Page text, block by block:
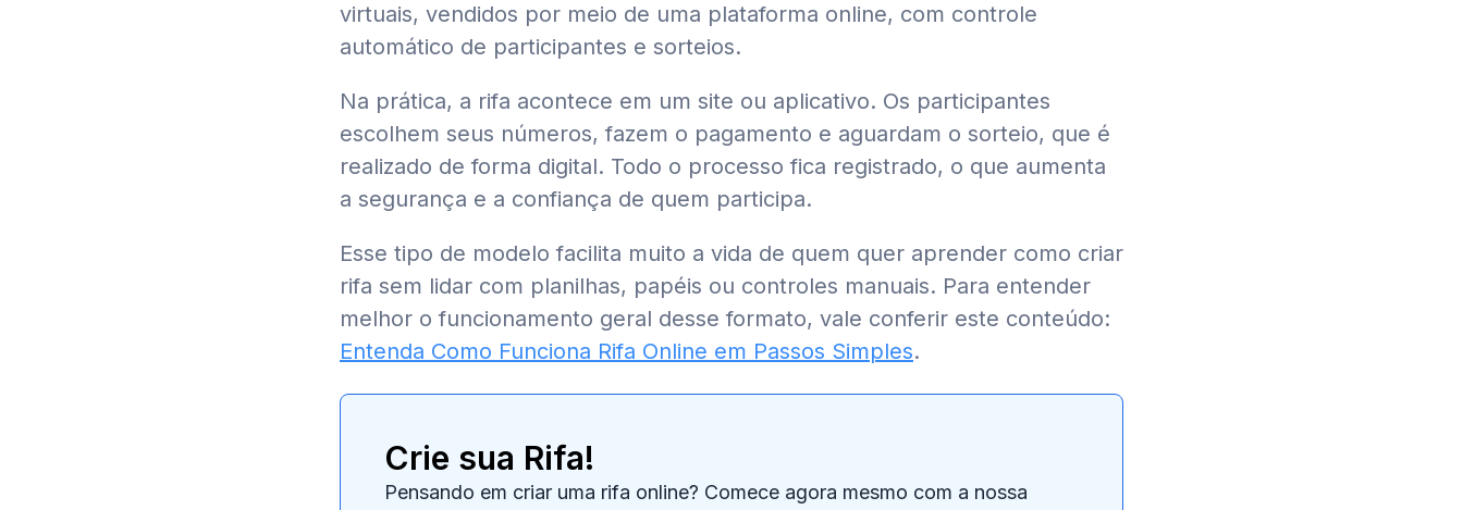
virtuais, vendidos por meio de uma plataforma online, com controle
automático de participantes e sorteios.
Na prática, a rifa acontece em um site ou aplicativo. Os participantes
escolhem seus números, fazem o pagamento e aguardam o sorteio, que é
realizado de forma digital. Todo o processo fica registrado, o que aumenta
a segurança e a confiança de quem participa.
Esse tipo de modelo facilita muito a vida de quem quer aprender como criar
rifa sem lidar com planilhas, papéis ou controles manuais. Para entender
melhor o funcionamento geral desse formato, vale conferir este conteúdo:
Entenda Como Funciona Rifa Online em Passos Simples.
Crie sua Rifa!
Pensando em criar uma rifa online? Comece agora mesmo com a nossa